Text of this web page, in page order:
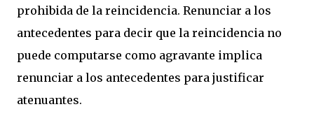
prohibida de la reincidencia. Renunciar a los
antecedentes para decir que la reincidencia no
puede computarse como agravante implica
renunciar a los antecedentes para justificar
atenuantes.